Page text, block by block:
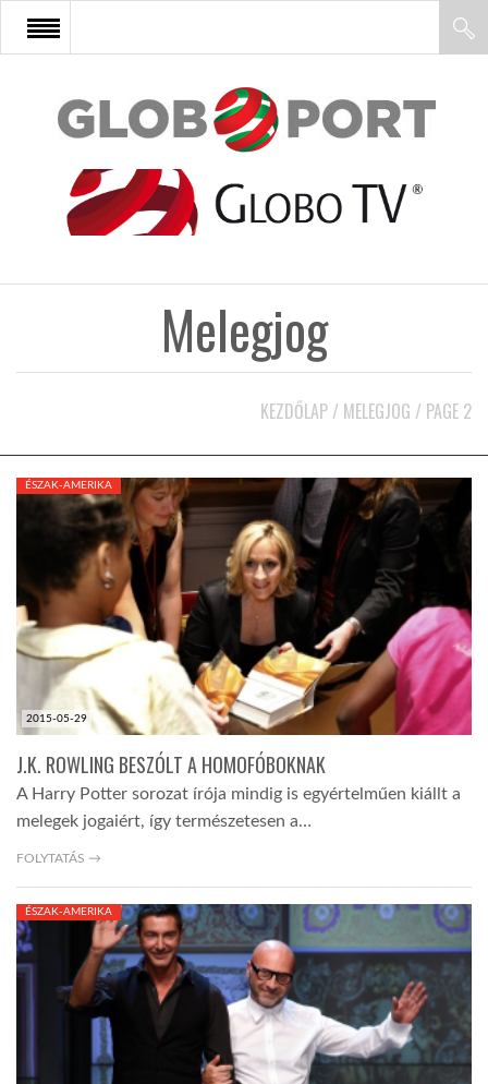
FŐOLDAL
AFRIKA
KÖZEL-KELET
AUSZTRÁLIA
A VILÁG ITTHON
GLOBOTV BP
HÍR3D
TROPICALMAGAZIN
Melegjog
KEZDŐLAP / MELEGJOG / PAGE 2
2015-05-29
ÉSZAK-AMERIKA
J.K. ROWLING BESZÓLT A HOMOFÓBOKNAK
A Harry Potter sorozat írója mindig is egyértelműen kiállt a
melegek jogaiért, így természetesen a…
FOLYTATÁS →
ÉSZAK-AMERIKA